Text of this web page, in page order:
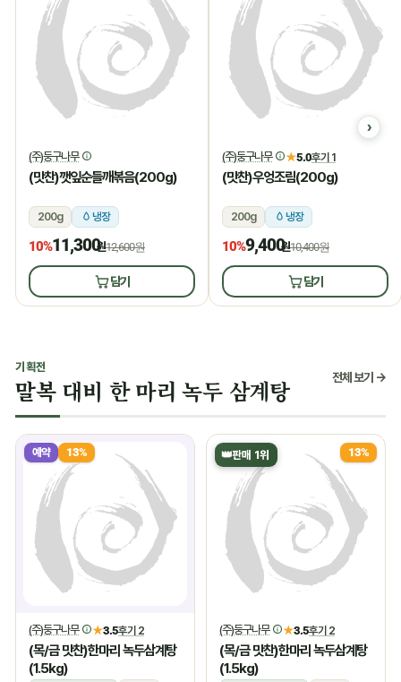
(주)둥구나무
(맛찬)깻잎순들깨볶음(200g)
200g 냉장
10%11,300원12,600원
담기
(주)둥구나무 ★5.0후기 1
(맛찬)우엉조림(200g)
200g 냉장
10%9,400원10,400원
담기
기획전
말복 대비 한 마리 녹두 삼계탕 전체 보기 →
예약 13%
(주)둥구나무 ★3.5후기 2
(목/금 맛찬)한마리 녹두삼계탕
(1.5kg)
👑판매 1위 13%
(주)둥구나무 ★3.5후기 2
(목/금 맛찬)한마리 녹두삼계탕
(1.5kg)